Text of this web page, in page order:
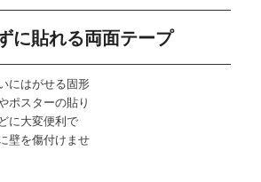
に貼れる両面テープ
にはがせる固形
ポスターの貼り
に大変便利で
壁を傷付けませ